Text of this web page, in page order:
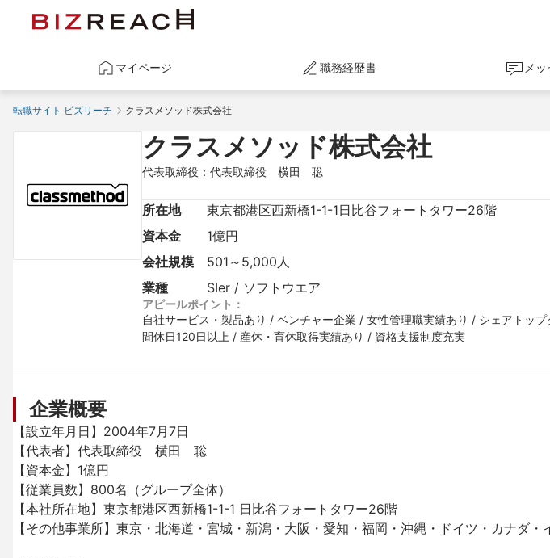
マイページ 職務経歴書 メ
転職サイト ビズリーチ クラスメソッド株式会社
クラスメソッド株式会社
代表取締役：代表取締役　横田　聡
所在地
東京都港区西新橋1-1-1日比谷フォートタワー26階
資本金
1億円
会社規模
501～5,000人
業種
SIer / ソフトウエア
アピールポイント：
自社サービス・製品あり / ベンチャー企業 / 女性管理職実績あり / シェアトッ
間休日120日以上 / 産休・育休取得実績あり / 資格支援制度充実
企業概要
【設立年月日】2004年7月7日
【代表者】代表取締役　横田　聡
【資本金】1億円
【従業員数】800名（グループ全体）
【本社所在地】東京都港区西新橋1-1-1 日比谷フォートタワー26階
【その他事業所】東京・北海道・宮城・新潟・大阪・愛知・福岡・沖縄・ドイツ・カナダ